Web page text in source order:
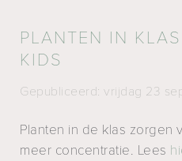
PLANTEN IN
KIDS
Gepubliceerd: vrijdag 23
Planten in de klas
meer concentratie. Lees